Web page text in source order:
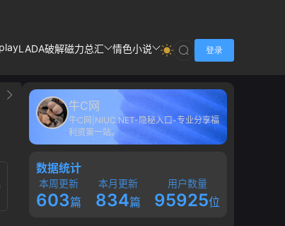
LADA破解磁力总汇 情色小说 登录
牛C网
牛C网|NIUC.NET-隐秘入口-专业分享福
利资第一站。
数据统计
本周更新
603篇
本月更新
834篇
用户数量
95925位